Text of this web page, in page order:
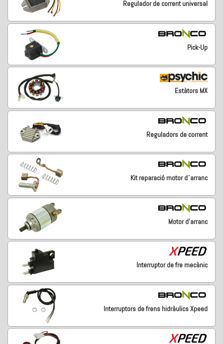
Regulador de corrent universal
Pick-Up
Estàtors MX
Reguladors de corrent
Kit reparació motor d´arranc
Motor d'arranc
Interruptor de fre mecànic
Interruptors de frens hidràulics Xpeed